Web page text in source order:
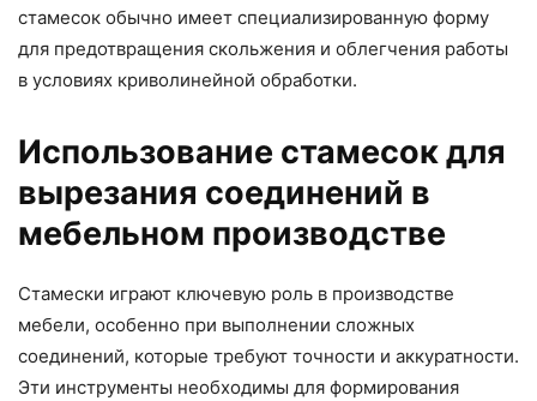
стамесок обычно имеет специализированную форму
для предотвращения скольжения и облегчения работы
в условиях криволинейной обработки.
Использование стамесок для
вырезания соединений в
мебельном производстве
Стамески играют ключевую роль в производстве
мебели, особенно при выполнении сложных
соединений, которые требуют точности и аккуратности.
Эти инструменты необходимы для формирования